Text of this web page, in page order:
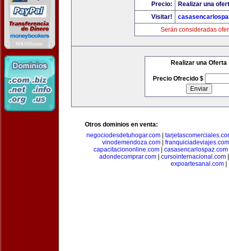
Precio:
Realizar una
Visitar!
Serán consideradas
Realizar una Oferta
Precio Ofrecido $
Otros dominios en venta:
negociodesdetuhogar.com
vinodemendoza.com
franquiciadeviajes.com
capacitaciononline.com
casasencarlospaz.com
adondecomprar.com| cursointernacional.com
expoartesanal.com